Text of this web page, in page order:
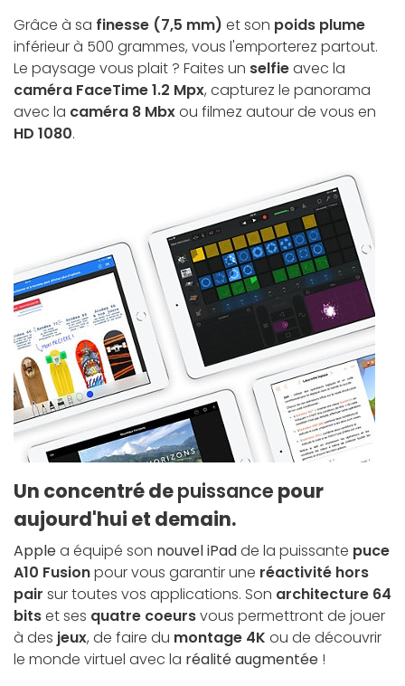
Grâce à sa finesse (7,5 mm) et son poids plume
inférieur à 500 grammes, vous l'emporterez partout.
Le paysage vous plait ? Faites un selfieavec la
caméra FaceTime 1.2 Mpx, capturez le panorama
avec la caméra 8 Mbxou filmez autour de vous en
HD 1080.
Un concentré depuissance pour
aujourd'hui et demain.
Applea équipé son nouvel iPadde la puissante puce
A10 Fusionpour vous garantir une réactivité hors
pair sur toutes vos applications. Son architecture 64
bitset ses quatre coeursvous permettront de jouer
à des jeux, de faire du montage 4K ou de découvrir
le monde virtuel avec la réalité augmentée !